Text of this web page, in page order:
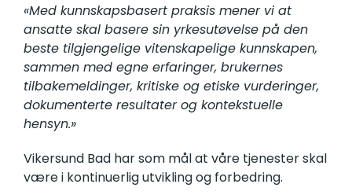
«Med kunnskapsbasert praksis mener vi at
ansatte skal basere sin yrkesutøvelse på den
beste tilgjengelige vitenskapelige kunnskapen,
sammen med egne erfaringer, brukernes
tilbakemeldinger, kritiske og etiske vurderinger,
dokumenterte resultater og kontekstuelle
hensyn.»
Vikersund Bad har som mål at våre tjenester skal
være i kontinuerlig utvikling og forbedring.